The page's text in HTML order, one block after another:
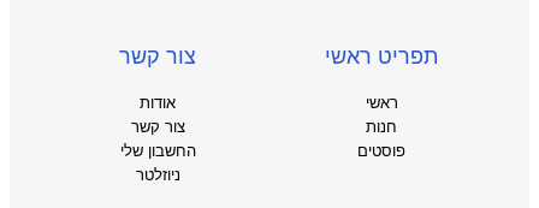
תפריט ראשי
ראשי
חנות
פוסטים
צור קשר
אודות
צור קשר
החשבון שלי
ניוזלטר